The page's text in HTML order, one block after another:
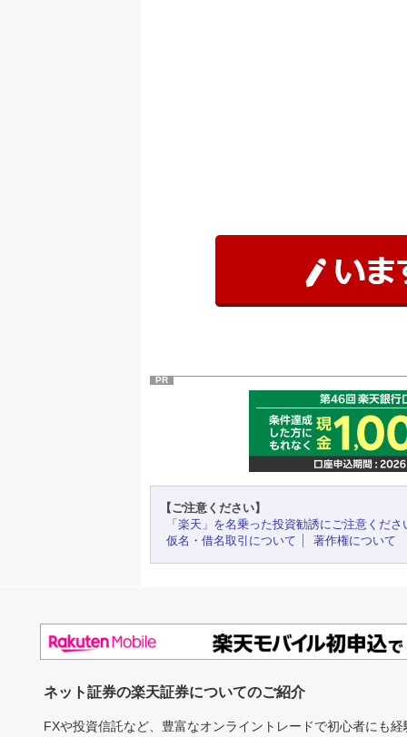
PR
【ご注意ください】
「楽天」を名乗った投資勧誘にご注意くださ
仮名・借名取引について
著作権について
ネット証券の楽天証券についてのご紹介
FXや投資信託など、豊富なオンライントレードで初心者にも